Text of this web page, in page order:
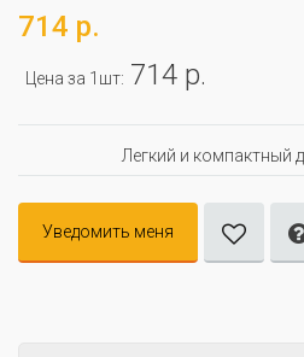
714 р.
Цена за 1шт: 714 р.
Легкий и компактный
Уведомить меня